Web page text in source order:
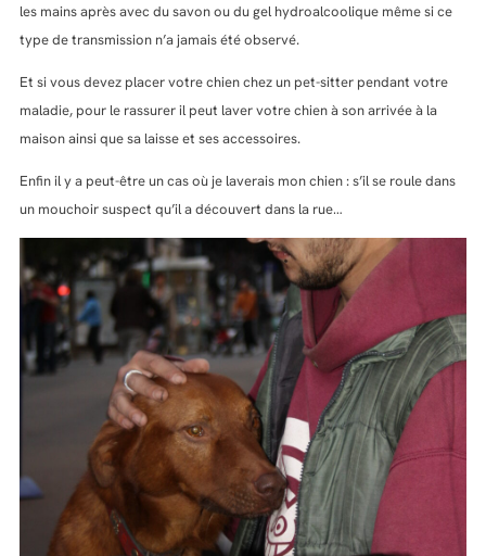
les mains après avec du savon ou du gel hydroalcoolique même si ce
type de transmission n’a jamais été observé.
Et si vous devez placer votre chien chez un pet-sitter pendant votre
maladie, pour le rassurer il peut laver votre chien à son arrivée à la
maison ainsi que sa laisse et ses accessoires.
Enfin il y a peut-être un cas où je laverais mon chien : s’il se roule dans
un mouchoir suspect qu’il a découvert dans la rue…